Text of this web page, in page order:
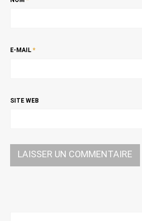
E-MAIL *
SITE WEB